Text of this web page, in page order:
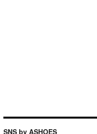
SNS by ASHOES